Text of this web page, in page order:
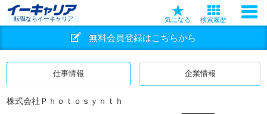
転職ならイーキャリア 気になる 検索履歴
無料会員登録はこちらから
仕事情報 企業情報
株式会社Ｐｈｏｔｏｓｙｎｔｈ